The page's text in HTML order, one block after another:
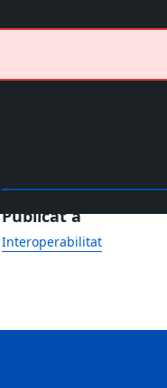
Publicat a
Interoperabilitat